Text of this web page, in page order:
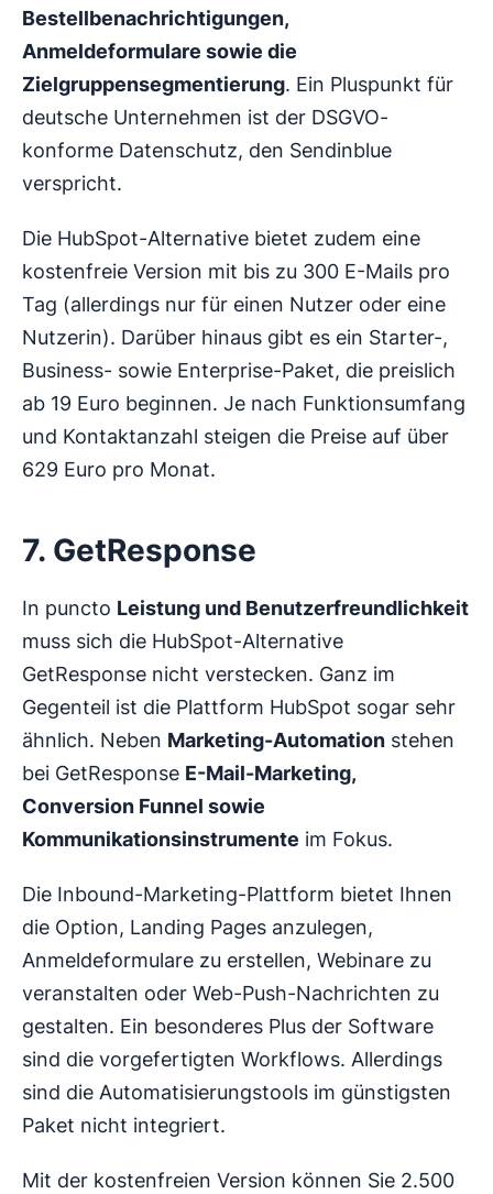
Bestellbenachrichtigungen,
Anmeldeformulare sowie die
Zielgruppensegmentierung. Ein Pluspunkt für
deutsche Unternehmen ist der DSGVO-
konforme Datenschutz, den Sendinblue
verspricht.
Die HubSpot-Alternative bietet zudem eine
kostenfreie Version mit bis zu 300 E-Mails pro
Tag (allerdings nur für einen Nutzer oder eine
Nutzerin). Darüber hinaus gibt es ein Starter-,
Business- sowie Enterprise-Paket, die preislich
ab 19 Euro beginnen. Je nach Funktionsumfang
und Kontaktanzahl steigen die Preise auf über
629 Euro pro Monat.
7. GetResponse
In puncto Leistung und Benutzerfreundlichkeit
muss sich die HubSpot-Alternative
GetResponse nicht verstecken. Ganz im
Gegenteil ist die Plattform HubSpot sogar sehr
ähnlich. Neben Marketing-Automation stehen
bei GetResponse E-Mail-Marketing,
Conversion Funnel sowie
Kommunikationsinstrumente im Fokus.
Die Inbound-Marketing-Plattform bietet Ihnen
die Option, Landing Pages anzulegen,
Anmeldeformulare zu erstellen, Webinare zu
veranstalten oder Web-Push-Nachrichten zu
gestalten. Ein besonderes Plus der Software
sind die vorgefertigten Workflows. Allerdings
sind die Automatisierungstools im günstigsten
Paket nicht integriert.
Mit der kostenfreien Version können Sie 2.500